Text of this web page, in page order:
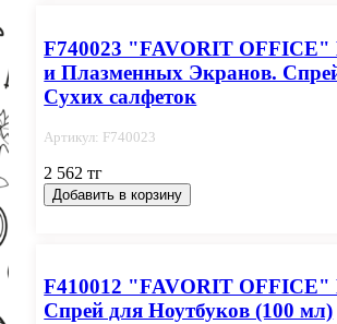
F740023 "FAVORIT
и Плазменных Экранов.
Сухих салфеток
Артикул: F740023
2 562 тг
Добавить в корзину
F410012 "FAVORIT OFFICE"
Спрей для Ноутбуков (100 мл)